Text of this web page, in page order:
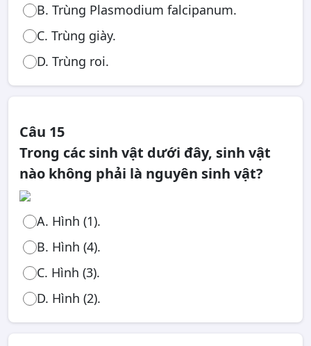
B. Trùng Plasmodium falcipanum.
C. Trùng giày.
D. Trùng roi.
Câu 15
Trong các sinh vật dưới đây, sinh vật
nào không phải là nguyên sinh vật?
A. Hình (1).
B. Hình (4).
C. Hình (3).
D. Hình (2).